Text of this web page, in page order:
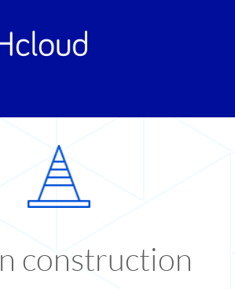
construction